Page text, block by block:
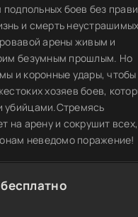
боев без
и смерть неустрашимых
арены живым и
безумным прошлым. Но
и коронные удары, чтобы
хозяев боев,
убийцами.Стремясь
на арену и сокрушит всех,
неведомо поражение!